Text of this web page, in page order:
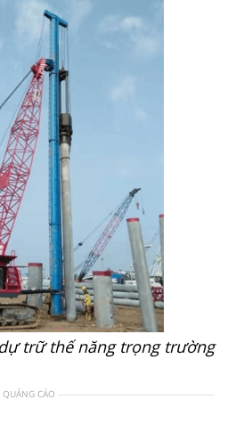
trữ thế năng trọng trường
QUẢNG CÁO